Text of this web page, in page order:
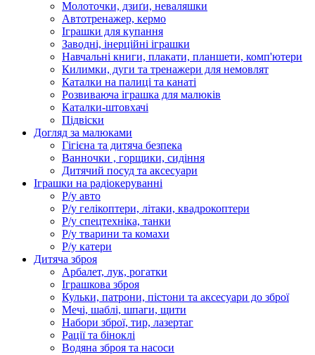
Молоточки, дзиґи, неваляшки
Автотренажер, кермо
Іграшки для купання
Заводні, інерційні іграшки
Навчальні книги, плакати, планшети, комп'ютери
Килимки, дуги та тренажери для немовлят
Каталки на палиці та канаті
Розвиваюча іграшка для малюків
Каталки-штовхачі
Підвіски
Догляд за малюками
Гігієна та дитяча безпека
Ванночки , горщики, сидіння
Дитячий посуд та аксесуари
Іграшки на радіокеруванні
Р/у авто
Р/у гелікоптери, літаки, квадрокоптери
Р/у спецтехніка, танки
Р/у тварини та комахи
Р/у катери
Дитяча зброя
Арбалет, лук, рогатки
Іграшкова зброя
Кульки, патрони, пістони та аксесуари до зброї
Мечі, шаблі, шпаги, щити
Набори зброї, тир, лазертаг
Рації та біноклі
Водяна зброя та насоси